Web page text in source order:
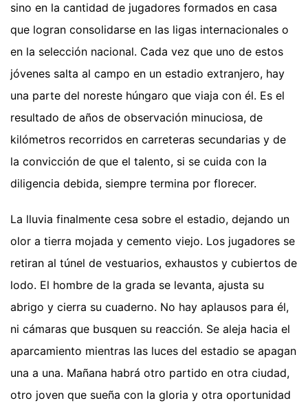
sino en la cantidad de jugadores formados en casa
que logran consolidarse en las ligas internacionales o
en la selección nacional. Cada vez que uno de estos
jóvenes salta al campo en un estadio extranjero, hay
una parte del noreste húngaro que viaja con él. Es el
resultado de años de observación minuciosa, de
kilómetros recorridos en carreteras secundarias y de
la convicción de que el talento, si se cuida con la
diligencia debida, siempre termina por florecer.
La lluvia finalmente cesa sobre el estadio, dejando un
olor a tierra mojada y cemento viejo. Los jugadores se
retiran al túnel de vestuarios, exhaustos y cubiertos de
lodo. El hombre de la grada se levanta, ajusta su
abrigo y cierra su cuaderno. No hay aplausos para él,
ni cámaras que busquen su reacción. Se aleja hacia el
aparcamiento mientras las luces del estadio se apagan
una a una. Mañana habrá otro partido en otra ciudad,
otro joven que sueña con la gloria y otra oportunidad